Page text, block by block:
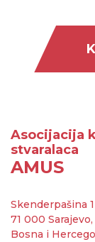
Asocijacija
stvaralaca
AMUS
Skenderpašina 1
71 000 Sarajevo,
Bosna i